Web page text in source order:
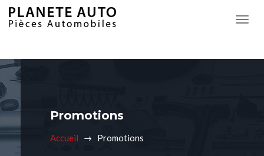
Promotions
Accueil Promotions